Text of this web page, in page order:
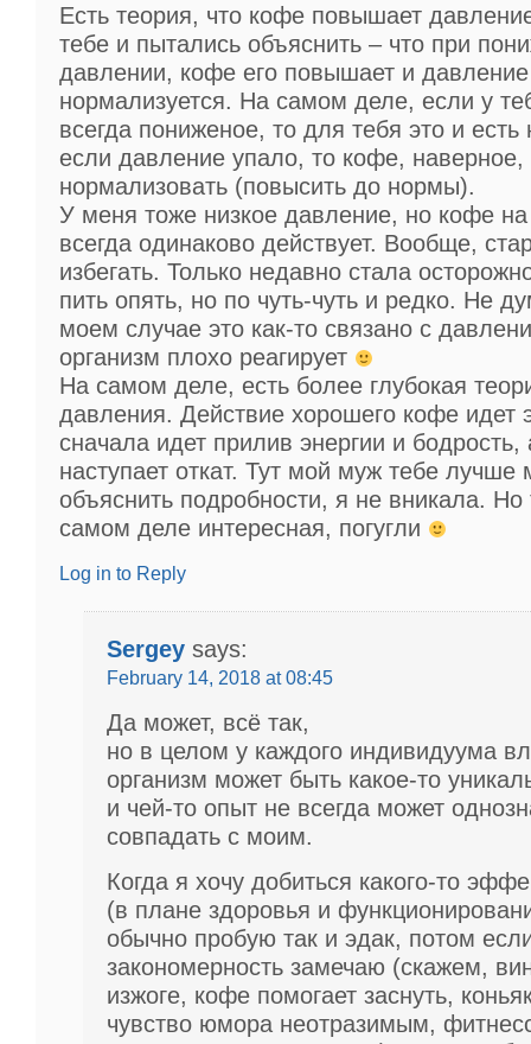
Есть теория, что кофе повышает
тебе и пытались объяснить – что при
давлении, кофе его повышает и давление
нормализуется. На самом деле, если у
всегда пониженое, то для тебя это и
если давление упало, то кофе,
нормализовать (повысить до нормы).
У меня тоже низкое давление, но кофе
всегда одинаково действует. Вообще,
избегать. Только недавно стала
пить опять, но по чуть-чуть и редко. Не
моем случае это как-то связано с
организм плохо реагирует
На самом деле, есть более глубокая
давления. Действие хорошего кофе идет
сначала идет прилив энергии и бодрость,
наступает откат. Тут мой муж тебе лучше
объяснить подробности, я не вникала. Но
самом деле интересная, погугли
Log in to Reply
Sergey says:
February 14, 2018 at 08:45
Да может, всё так,
но в целом у каждого индивидуума
организм может быть какое-то
и чей-то опыт не всегда может
совпадать с моим.
Когда я хочу добиться какого-то
(в плане здоровья и
обычно пробую так и эдак, потом
закономерность замечаю (скажем,
изжоге, кофе помогает заснуть,
чувство юмора неотразимым,